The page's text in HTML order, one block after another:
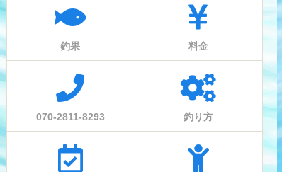
釣果 料金
070-2811-8293 釣り方